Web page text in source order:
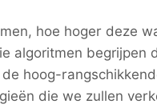
hoe hoger deze
algoritmen begrijpen
hoog-
die we zullen